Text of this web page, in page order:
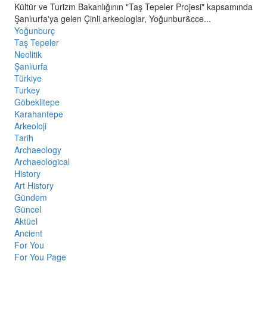
Kültür ve Turizm Bakanlığının "Taş Tepeler Projesi" kapsamında
Şanlıurfa'ya gelen Çinli arkeologlar, Yoğunbur&cce...
Yoğunburç
Taş Tepeler
Neolitik
Şanlıurfa
Türkiye
Turkey
Göbeklitepe
Karahantepe
Arkeoloji
Tarih
Archaeology
Archaeological
History
Art History
Gündem
Güncel
Aktüel
Ancient
For You
For You Page